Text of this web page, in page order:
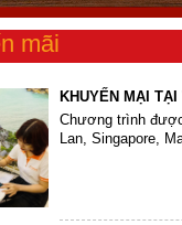
mãi
KHUYẾN MẠI
Chương trình
Lan, Singapore,